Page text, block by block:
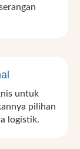
untuk
pilihan
logistik.